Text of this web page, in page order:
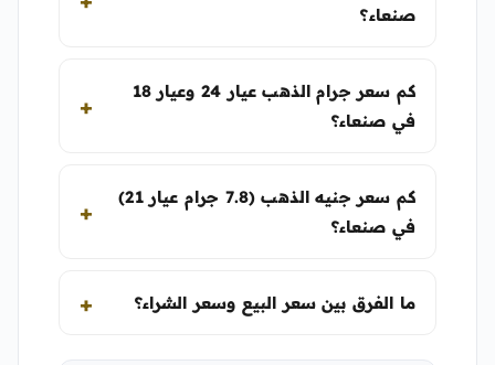
صنعاء؟
كم سعر جرام الذهب عيار 24 وعيار 18
في صنعاء؟
كم سعر جنيه الذهب (7.8 جرام عيار 21)
في صنعاء؟
ما الفرق بين سعر البيع وسعر الشراء؟